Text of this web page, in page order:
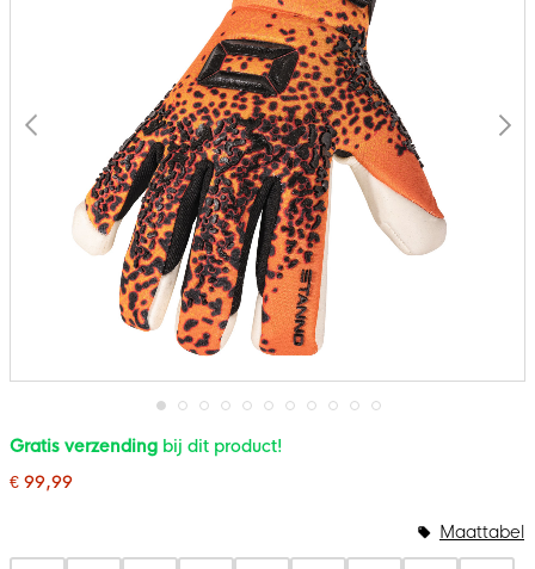
Ga
naar
begin
gallerij
Gratis verzending bij dit product!
€ 99,99
Maattabel